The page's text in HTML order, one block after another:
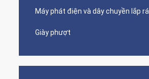
Máy phát điện và dây chuyền lắp
Giày phượt